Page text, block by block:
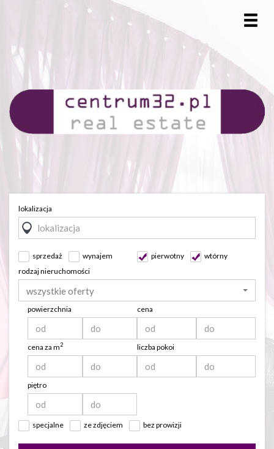
lokalizacja
sprzedaż wynajem pierwotny
wtórny
rodzaj nieruchomości
wszystkie oferty
powierzchnia cena
cena za m2 liczba pokoi
piętro
specjalne ze zdjęciem bez prowizji